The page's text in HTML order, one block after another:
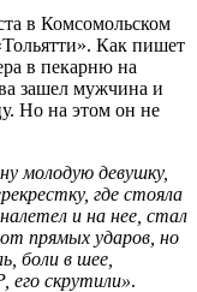
в Комсомольском
Как пишет
в пекарню на
зашел мужчина и
Но на этом он не
молодую девушку,
где стояла
и на нее, стал
от прямых ударов, но
боли в шее,
его скрутили».